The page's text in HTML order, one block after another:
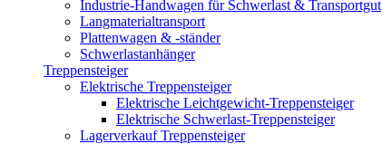
Industrie-Handwagen für Schwerlast & Transportgut
Langmaterialtransport
Plattenwagen & -ständer
Schwerlastanhänger
Treppensteiger
Elektrische Treppensteiger
Elektrische Leichtgewicht-Treppensteiger
Elektrische Schwerlast-Treppensteiger
Lagerverkauf Treppensteiger